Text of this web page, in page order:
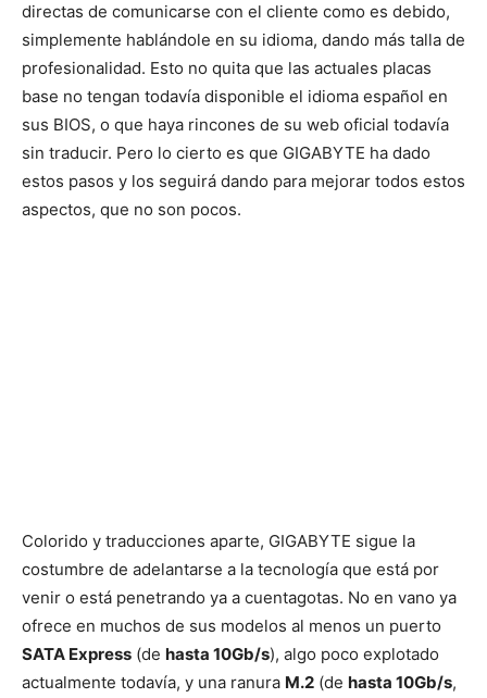
directas de comunicarse con el cliente como es debido,
simplemente hablándole en su idioma, dando más talla de
profesionalidad. Esto no quita que las actuales placas
base no tengan todavía disponible el idioma español en
sus BIOS, o que haya rincones de su web oficial todavía
sin traducir. Pero lo cierto es que GIGABYTE ha dado
estos pasos y los seguirá dando para mejorar todos estos
aspectos, que no son pocos.
Colorido y traducciones aparte, GIGABYTE sigue la
costumbre de adelantarse a la tecnología que está por
venir o está penetrando ya a cuentagotas. No en vano ya
ofrece en muchos de sus modelos al menos un puerto
SATA Express (de hasta 10Gb/s), algo poco explotado
actualmente todavía, y una ranura M.2 (de hasta 10Gb/s,